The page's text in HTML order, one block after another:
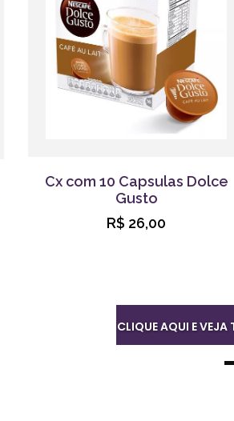
Cx com 10 Capsulas Dolce
Gusto
R$ 26,00
CLIQUE AQUI E